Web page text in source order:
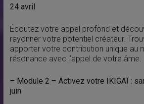
24 avril
Écoutez votre appel profond et
rayonner votre potentiel créateur.
apporter votre contribution unique au
résonance avec l’appel de votre âme.
– Module 2 – Activez votre IKIGAÏ :
juin